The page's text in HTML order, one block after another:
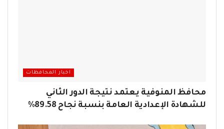
اخبار المحافظات
محافظ المنوفية يعتمد نتيجة الدور الثاني
للشهادة الإعدادية العامة بنسبة نجاح 89.58%